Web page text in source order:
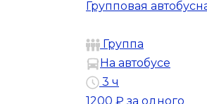
Групповая
Группа
На автобусе
3 ч
1200 ₽ за одного